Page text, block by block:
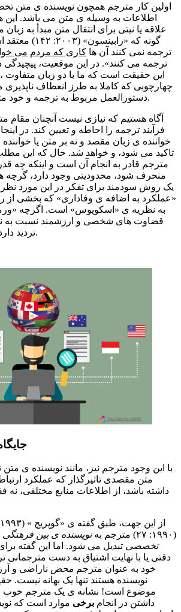
اولین کار مترجم همچون نویسنده ی متن
اطلاعات به وسیله ی متن می باشد.
علاقه یا نیتی برای انتقال متن مبدأ به
گونه که «رابینسون» (۲۰۰۳: ۱۴۲) معتقد است: «مترجمان
ترجمه نمی کنند آن ها کاری که مردم می
ترجمه می کنند». در این موقعیت، پیچیدگی
این حقیقت است که ما با دو زبان متفاوت
چهارچوبی که کاملا به طرز انعطاف
دستورالعمل مربوط به ترجمه و خودسرو کار داریم.
آگاه هستیم که نیازی نیست آنچنان مقام
فرآیند ترجمه را احاطه و تعیین کند. در
خواننده ی زبان مقصد و نه بر متن یا خواننده
تاکید می شود، و خواهد شد. حال که این
مترجم قادر به انجام آن است و اینکه چه قدر
منحرف شود، محدودیتی وجود دارد،
یک روش سودمند برای تفکر در این مورد
«عملکرد به اضافه ی وفاداری» که بخشی از
به نظریه ی «اسکوپوس» است. اگرچه
قضاوت های شخصی و ارزشمند نسبت به
تردید دارد («ورمیر» ۱۹۹۶: ۸۳).
با این وجود مترجم نیز، مانند نویسنده ی
متن مقصدی تاثیرگذار که عملکرد
داشته باشد، از اطلاعات منابع مختلفی، نه
(۱۹۹۰: ۲۷) مترجم به
نویسنده ی بین فرهنگی
تخصصی تبدیل می شود. اما این گفته
دقتی یا با نهایت اشتیاق به دست
خود به عنوان مترجم محض ناراضی و
نویسنده هستند تنها یک بهانه نیست.
موضوع است! نشانه ی یک مترجم خوب
داشتن در انجام برخی موارد است که